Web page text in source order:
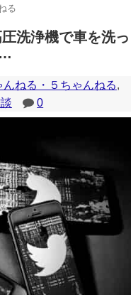
イト全体のレイアウトが崩れ
る
洗浄機で車を洗っ
んねる・５ちゃんねる,
0